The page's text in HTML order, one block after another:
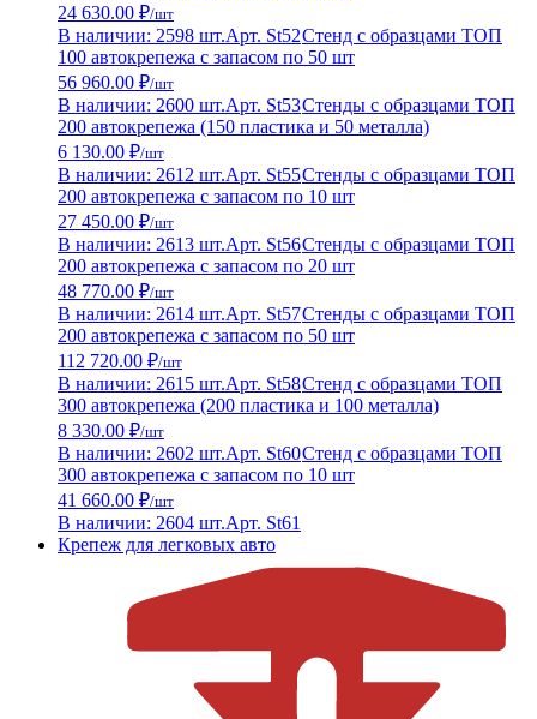
24 630.00 ₽/шт
В наличии: 2598 шт.Арт. St52Стенд с образцами ТОП
100 автокрепежа с запасом по 50 шт
56 960.00 ₽/шт
В наличии: 2600 шт.Арт. St53Стенды с образцами ТОП
200 автокрепежа (150 пластика и 50 металла)
6 130.00 ₽/шт
В наличии: 2612 шт.Арт. St55Стенды с образцами ТОП
200 автокрепежа с запасом по 10 шт
27 450.00 ₽/шт
В наличии: 2613 шт.Арт. St56Стенды с образцами ТОП
200 автокрепежа с запасом по 20 шт
48 770.00 ₽/шт
В наличии: 2614 шт.Арт. St57Стенды с образцами ТОП
200 автокрепежа с запасом по 50 шт
112 720.00 ₽/шт
В наличии: 2615 шт.Арт. St58Стенд с образцами ТОП
300 автокрепежа (200 пластика и 100 металла)
8 330.00 ₽/шт
В наличии: 2602 шт.Арт. St60Стенд с образцами ТОП
300 автокрепежа с запасом по 10 шт
41 660.00 ₽/шт
В наличии: 2604 шт.Арт. St61
Крепеж для легковых авто